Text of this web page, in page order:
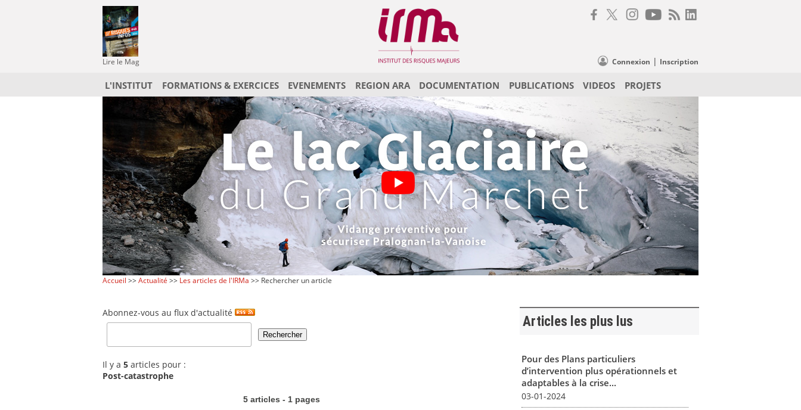
Lire le Mag Connexion | Inscription
L'INSTITUT FORMATIONS & EXERCICES EVENEMENTS REGION ARA DOCUMENTATION PUBLICATIONS VIDEOS PROJETS
Accueil >>Actualité >> Les articles de l'IRMa >> Rechercher un article
Abonnez-vous au flux d'actualité
Il y a 5 articles pour :
Post-catastrophe
5 articles - 1 pages
Articles les plus lus
Pour des Plans particuliers
d’intervention plus opérationnels et
adaptables à la crise...
03-01-2024